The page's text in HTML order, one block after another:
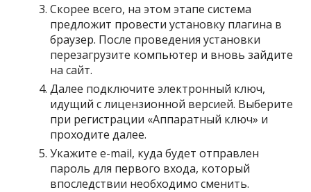
Скорее всего, на этом этапе система
предложит провести установку плагина в
браузер. После проведения установки
перезагрузите компьютер и вновь зайдите
на сайт.
Далее подключите электронный ключ,
идущий с лицензионной версией. Выберите
при регистрации «Аппаратный ключ» и
проходите далее.
Укажите e-mail, куда будет отправлен
пароль для первого входа, который
впоследствии необходимо сменить.